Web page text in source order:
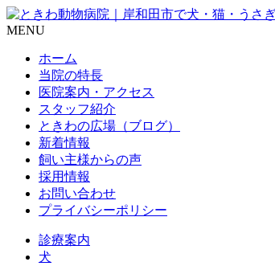
MENU
ホーム
当院の特長
医院案内・アクセス
スタッフ紹介
ときわの広場（ブログ）
新着情報
飼い主様からの声
採用情報
お問い合わせ
プライバシーポリシー
診療案内
犬